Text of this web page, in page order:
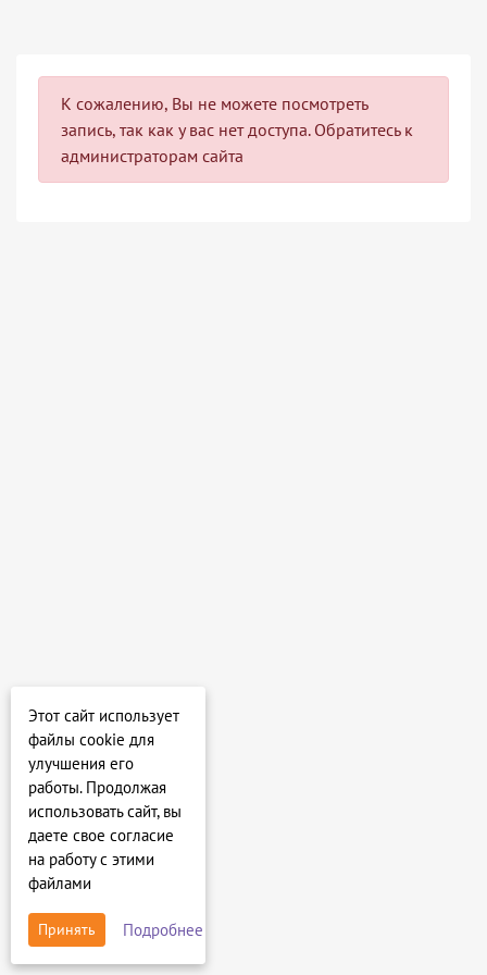
К сожалению, Вы не можете посмотреть
запись, так как у вас нет доступа. Обратитесь к
администраторам сайта
Этот сайт использует
файлы cookie для
улучшения его
работы. Продолжая
использовать сайт, вы
даете свое согласие
на работу с этими
файлами
Принять Подробнее